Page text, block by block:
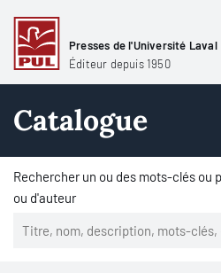
Presses de l'Université Laval
Éditeur depuis 1950
Catalogue
Rechercher un ou des mots-clés ou
ou d'auteur